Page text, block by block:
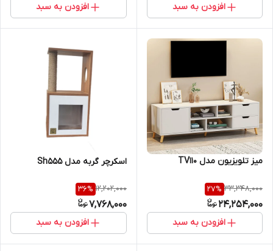
افزودن به سبد افزودن به سبد
میز تلویزیون مدل TV110
33,348,000
27%
24,254,000
افزودن به سبد
اسکرچر گربه مدل Sh555
12,202,000
36%
7,768,000
افزودن به سبد